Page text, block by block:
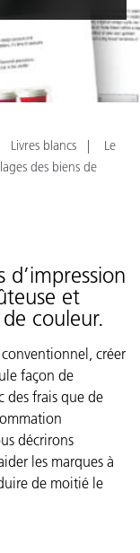
Livres blancs
Le
des biens de
et
couleur.
créer
façon de
des frais que de
décrirons
les marques à
de moitié le